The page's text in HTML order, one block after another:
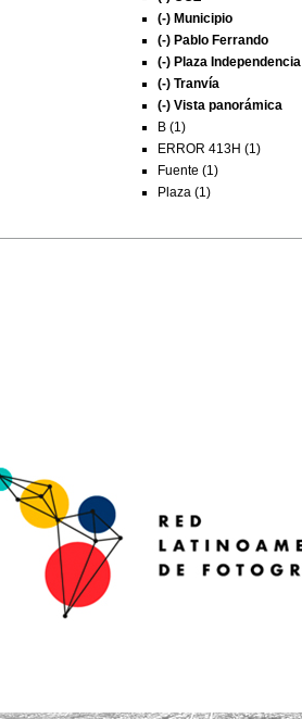
(-) Municipio
(-) Pablo Ferrando
(-) Plaza Independencia
(-) Tranvía
(-) Vista panorámica
B (1)
ERROR 413H (1)
Fuente (1)
Plaza (1)